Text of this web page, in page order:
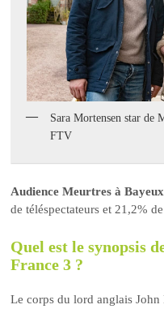
Sara Mortensen star de
FTV
Audience Meurtres à
de téléspectateurs et 21,2%
Quel est le synopsis
France 3 ?
Le corps du lord anglais John